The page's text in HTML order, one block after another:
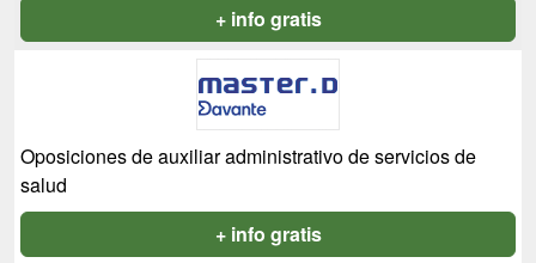
+ info gratis
Oposiciones de auxiliar administrativo de servicios de
salud
+ info gratis